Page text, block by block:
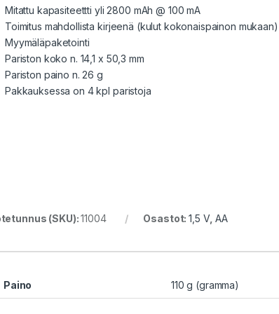
Mitattu kapasiteettti yli 2800 mAh @ 100 mA
Toimitus mahdollista kirjeenä (kulut kokonaispainon mukaan)
Myymäläpaketointi
Pariston koko n. 14,1 x 50,3 mm
Pariston paino n. 26 g
Pakkauksessa on 4 kpl paristoja
(SKU):11004 Osastot:1,5 V,AA
Paino 110 g (gramma)